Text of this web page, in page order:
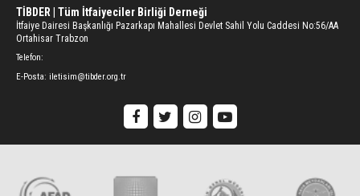
TİBDER | Tüm İtfaiyeciler Birliği Derneği
İtfaiye Dairesi Başkanlığı Pazarkapı Mahallesi Devlet Sahil Yolu Caddesi No:56/AA
Ortahisar Trabzon
Telefon:
E-Posta: iletisim@tibder.org.tr